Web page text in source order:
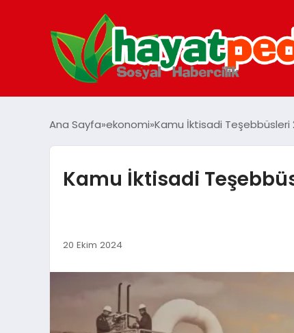
Ana Sayfa ekonomi Kamu İktisadi Teşebbüsleri
Kamu İktisadi
20 Ekim 2024